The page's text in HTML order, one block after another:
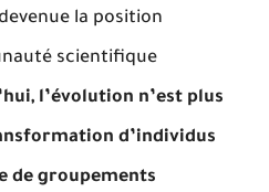
la position
scientifique
l’évolution n’est plus
d’individus
de groupements